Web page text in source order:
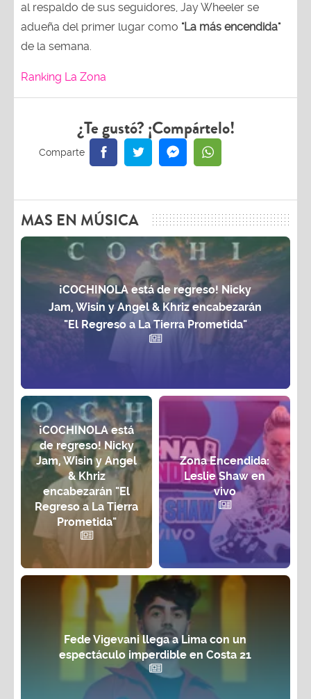
al respaldo de sus seguidores, Jay Wheeler se
adueña del primer lugar como "La más encendida"
de la semana.
Ranking La Zona
¿Te gustó? ¡Compártelo!
MAS EN MÚSICA
¡COCHINOLA está de regreso! Nicky
Jam, Wisin y Angel & Khriz encabezarán
"El Regreso a La Tierra Prometida"
¡COCHINOLA está
de regreso! Nicky
Jam, Wisin y Angel
& Khriz
encabezarán "El
Regreso a La Tierra
Prometida"
Zona Encendida:
Leslie Shaw en
vivo
Fede Vigevani llega a Lima con un
espectáculo imperdible en Costa 21